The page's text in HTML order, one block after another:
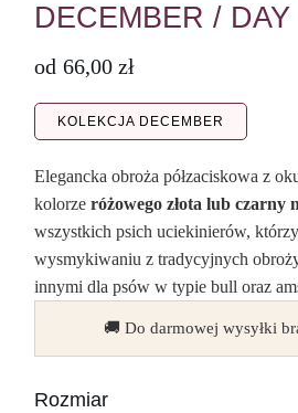
DECEMBER / DAY
od 66,00 zł
KOLEKCJA DECEMBER
Elegancka obroża półzaciskowa z
kolorzeróżowego złota lub czarny
wszystkich psich uciekinierów,
wysmykiwaniu z tradycyjnych
innymi dla psów w typie bull oraz
🚚 Do darmowej wysyłki
Rozmiar